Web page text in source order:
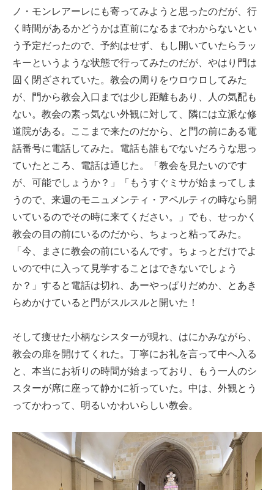
ノ・モンレアーレにも寄ってみようと思ったのだが、行
く時間があるかどうかは直前になるまでわからないとい
う予定だったので、予約はせず、もし開いていたらラッ
キーというような状態で行ってみたのだが、やはり門は
固く閉ざされていた。教会の周りをウロウロしてみた
が、門から教会入口までは少し距離もあり、人の気配も
ない。教会の素っ気ない外観に対して、隣には立派な修
道院がある。ここまで来たのだから、と門の前にある電
話番号に電話してみた。電話も誰もでないだろうな思っ
ていたところ、電話は通じた。「教会を見たいのです
が、可能でしょうか？」「もうすぐミサが始まってしま
うので、来週のモニュメンティ・アペルティの時なら開
いているのでその時に来てください。」でも、せっかく
教会の目の前にいるのだから、ちょっと粘ってみた。
「今、まさに教会の前にいるんです。ちょっとだけでよ
いので中に入って見学することはできないでしょう
か？」すると電話は切れ、あーやっぱりだめか、とあき
らめかけていると門がスルスルと開いた！
そして痩せた小柄なシスターが現れ、はにかみながら、
教会の扉を開けてくれた。丁寧にお礼を言って中へ入る
と、本当にお祈りの時間が始まっており、もう一人のシ
スターが席に座って静かに祈っていた。中は、外観とう
ってかわって、明るいかわいらしい教会。